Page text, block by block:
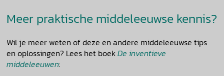
Meer praktische middeleeuwse kennis?
Wil je meer weten of deze en andere middeleeuwse tips
en oplossingen? Lees het boekDe inventieve
middeleeuwen: